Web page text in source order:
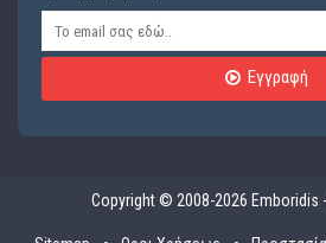
Εγγραφή
Copyright © 2008-2026 Emboridis